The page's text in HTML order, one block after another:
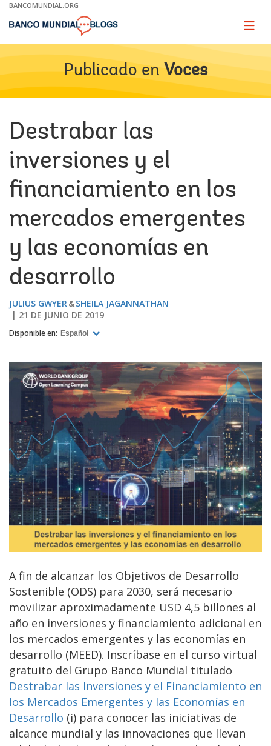
Skip
Main
BANCOMUNDIAL.ORG
Page
Publicado en Voces
Destrabar las
inversiones y el
financiamiento en los
mercados emergentes
y las economías en
desarrollo
JULIUS GWYER
SHEILA JAGANNATHAN
21 DE JUNIO DE 2019
Disponible en: Español
A fin de alcanzar los Objetivos de Desarrollo
Sostenible (ODS) para 2030, será necesario
movilizar aproximadamente USD 4,5 billones al
año en inversiones y financiamiento adicional en
los mercados emergentes y las economías en
desarrollo (MEED). Inscríbase en el curso virtual
gratuito del Grupo Banco Mundial titulado
Destrabar las Inversiones y el Financiamiento en
los Mercados Emergentes y las Economías en
Desarrollo (i) para conocer las iniciativas de
alcance mundial y las innovaciones que llevan